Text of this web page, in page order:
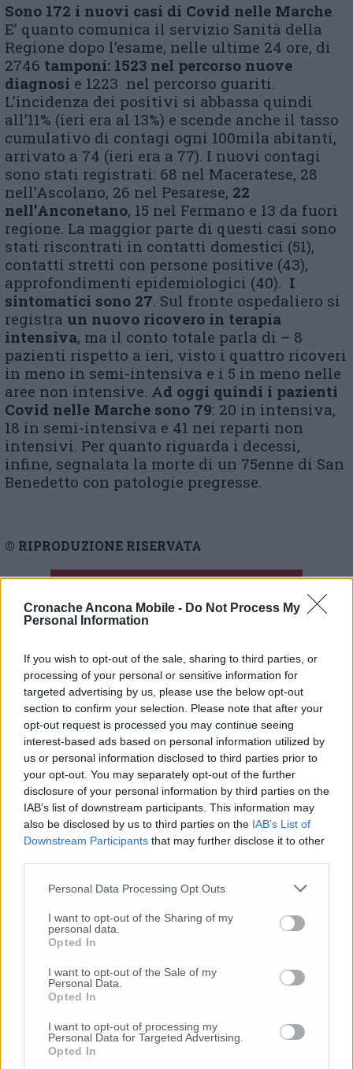
Cronache Ancona Mobile - Do Not Process My
Personal Information
If you wish to opt-out of the sale, sharing to third parties, or
processing of your personal or sensitive information for
targeted advertising by us, please use the below opt-out
section to confirm your selection. Please note that after your
opt-out request is processed you may continue seeing
interest-based ads based on personal information utilized by
us or personal information disclosed to third parties prior to
your opt-out. You may separately opt-out of the further
disclosure of your personal information by third parties on the
IAB’s list of downstream participants. This information may
also be disclosed by us to third parties on the IAB’s List of
Downstream Participants that may further disclose it to other
Personal Data Processing Opt Outs
I want to opt-out of the Sharing of my
personal data.
Opted In
I want to opt-out of the Sale of my
Personal Data.
Opted In
I want to opt-out of processing my
Personal Data for Targeted Advertising.
Opted In
Sono 172 i nuovi casi di Covid nelle Marche.
E’ quanto comunica il servizio Sanità della
Regione dopo l’esame, nelle ultime 24 ore, di
2746 tamponi: 1523 nel percorso nuove
diagnosi e 1223 nel percorso guariti.
L’incidenza dei positivi si abbassa quindi
all’11% (ieri era al 13%) e scende anche il tasso
cumulativo di contagi ogni 100mila abitanti,
arrivato a 74 (ieri era a 77). I nuovi contagi
sono stati registrati: 68 nel Maceratese, 28
nell’Ascolano, 26 nel Pesarese, 22
nell’Anconetano, 15 nel Fermano e 13 da fuori
regione. La maggior parte di questi casi sono
stati riscontrati in contatti domestici (51),
contatti stretti con persone positive (43),
approfondimenti epidemiologici (40). I
sintomatici sono 27. Sul fronte ospedaliero si
registra un nuovo ricovero in terapia
intensiva, ma il conto totale parla di – 8
pazienti rispetto a ieri, visto i quattro ricoveri
in meno in semi-intensiva e i 5 in meno nelle
aree non intensive. Ad oggi quindi i pazienti
Covid nelle Marche sono 79: 20 in intensiva,
18 in semi-intensiva e 41 nei reparti non
intensivi. Per quanto riguarda i decessi,
infine, segnalata la morte di un 75enne di San
Benedetto con patologie pregresse.
© RIPRODUZIONE RISERVATA
Vai alla home
Commenti
Nessun commento presente
Commenta
Commenta l'articolo
Gli articoli più letti
24 Lug-Bimbi costretti a colpirsi da soli
e lasciati al
orrore all’asilo, arrestate due educatrici
-Luigia Fortunato,l’ennesimo femminicidio:
prima la lite, poi la furia col coltello
- Femminicidio a Loreto.
coltellate.Fermato il compagno: “L’ho ammazzata”
(Foto-Video)